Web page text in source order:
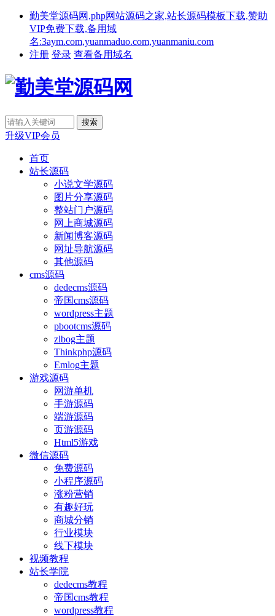
勤美堂源码网,php网站源码之家,站长源码模板下载,赞助
VIP免费下载,备用域
名:3aym.com,yuanmaduo.com,yuanmaniu.com
注册 登录 查看备用域名
升级VIP会员
首页
站长源码
小说文学源码
图片分享源码
整站门户源码
网上商城源码
新闻博客源码
网址导航源码
其他源码
cms源码
dedecms源码
帝国cms源码
wordpress主题
pbootcms源码
zlbog主题
Thinkphp源码
Emlog主题
游戏源码
网游单机
手游源码
端游源码
页游源码
Html5游戏
微信源码
免费源码
小程序源码
涨粉营销
有趣好玩
商城分销
行业模块
线下模块
视频教程
站长学院
dedecms教程
帝国cms教程
wordpress教程